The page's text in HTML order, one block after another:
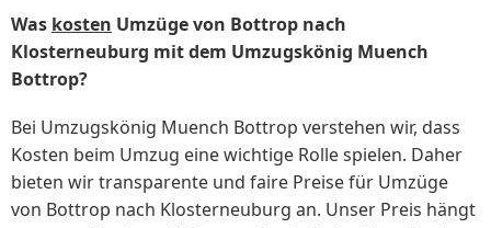
Was kosten Umzüge von Bottrop nach
Klosterneuburg mit dem Umzugskönig Muench
Bottrop?
Bei Umzugskönig Muench Bottrop verstehen wir, dass
Kosten beim Umzug eine wichtige Rolle spielen. Daher
bieten wir transparente und faire Preise für Umzüge
von Bottrop nach Klosterneuburg an. Unser Preis hängt